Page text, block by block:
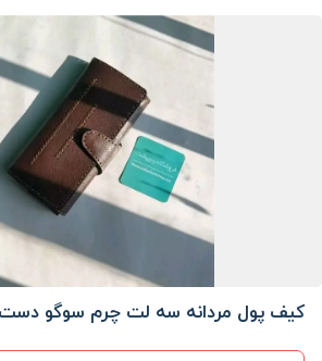
کیف پول مردانه سه لت چرم سوگو